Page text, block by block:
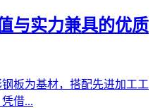
与实力兼具的优质
板为基材，搭配先进加工工
借...